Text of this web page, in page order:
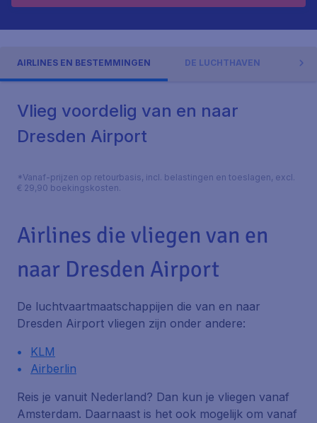
AIRLINES EN BESTEMMINGEN DE LUCHTHAVEN
Vlieg voordelig van en naar
Dresden Airport
*Vanaf-prijzen op retourbasis, incl. belastingen en toeslagen, excl.
€ 29,90 boekingskosten.
Airlines die vliegen van en
naar Dresden Airport
De luchtvaartmaatschappijen die van en naar
Dresden Airport vliegen zijn onder andere:
KLM
Airberlin
Reis je vanuit Nederland? Dan kun je vliegen vanaf
Amsterdam. Daarnaast is het ook mogelijk om vanaf